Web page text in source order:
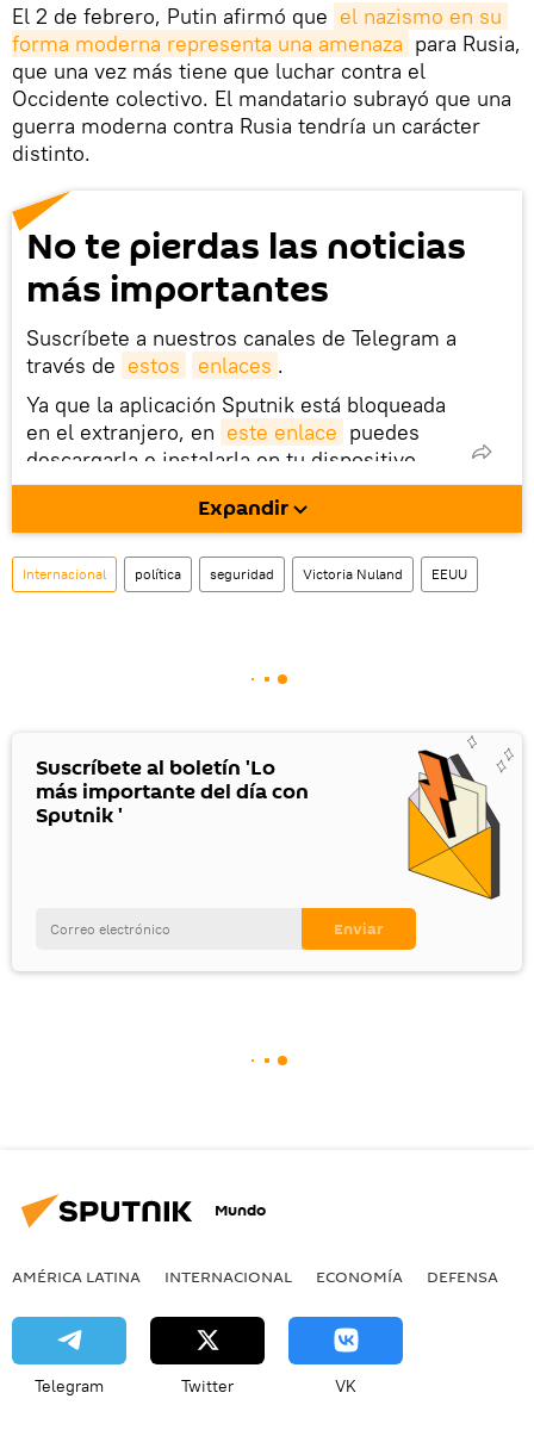
El 2 de febrero, Putin afirmó que el nazismo en su
forma moderna representa una amenaza para Rusia,
que una vez más tiene que luchar contra el
Occidente colectivo. El mandatario subrayó que una
guerra moderna contra Rusia tendría un carácter
distinto.
No te pierdas las noticias
más importantes
Suscríbete a nuestros canales de Telegram a
través de estos enlaces .
Ya que la aplicación Sputnik está bloqueada
en el extranjero, en este enlace puedes
descargarla e instalarla en tu dispositivo
móvil (¡solo para Android!).
También tenemos una cuenta en la red
social rusa VK .
Expandir
Internacional política seguridad Victoria Nuland EEUU
Suscríbete al boletín 'Lo
más importante del día con
Sputnik '
Mundo
AMÉRICA LATINA INTERNACIONAL ECONOMÍA DEFENSA
Telegram Twitter VK